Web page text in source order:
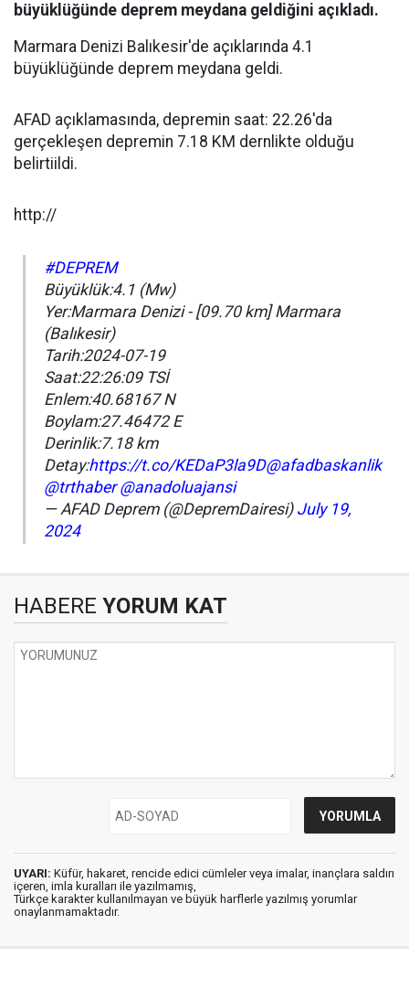
büyüklüğünde deprem meydana geldiğini açıkladı.
Marmara Denizi Balıkesir'de açıklarında 4.1
büyüklüğünde deprem meydana geldi.
AFAD açıklamasında, depremin saat: 22.26'da
gerçekleşen depremin 7.18 KM dernlikte olduğu
belirtiildi.
http://
#DEPREM
Büyüklük:4.1 (Mw)
Yer:Marmara Denizi - [09.70 km] Marmara
(Balıkesir)
Tarih:2024-07-19
Saat:22:26:09 TSİ
Enlem:40.68167 N
Boylam:27.46472 E
Derinlik:7.18 km
Detay:https://t.co/KEDaP3la9D@afadbaskanlik
@trthaber @anadoluajansi
— AFAD Deprem (@DepremDairesi) July 19,
2024
HABERE YORUM KAT
UYARI: Küfür, hakaret, rencide edici cümleler veya imalar, inançlara saldırı
içeren, imla kuralları ile yazılmamış,
Türkçe karakter kullanılmayan ve büyük harflerle yazılmış yorumlar
onaylanmamaktadır.